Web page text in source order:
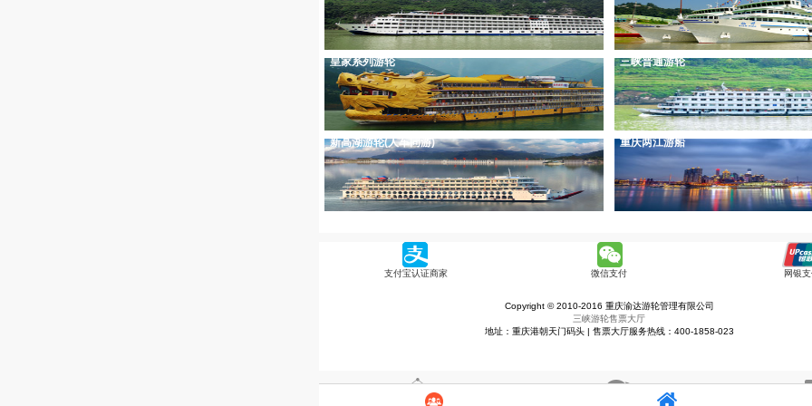
皇家系列游轮 三峡普通游轮
新高湖游轮(人车同游) 重庆两江游船
支付宝认证商家 微信支付 网银
Copyright © 2010-2016 重庆渝达游轮管理有限公司
三峡游轮售票大厅
地址：重庆港朝天门码头 | 售票大厅服务热线：‭400-1858-023